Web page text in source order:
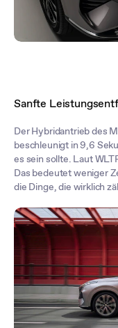
Sanfte
Der Hybridantrieb des
beschleunigt in 9,6
es sein sollte. Laut
Das bedeutet weniger
die Dinge, die wirklich